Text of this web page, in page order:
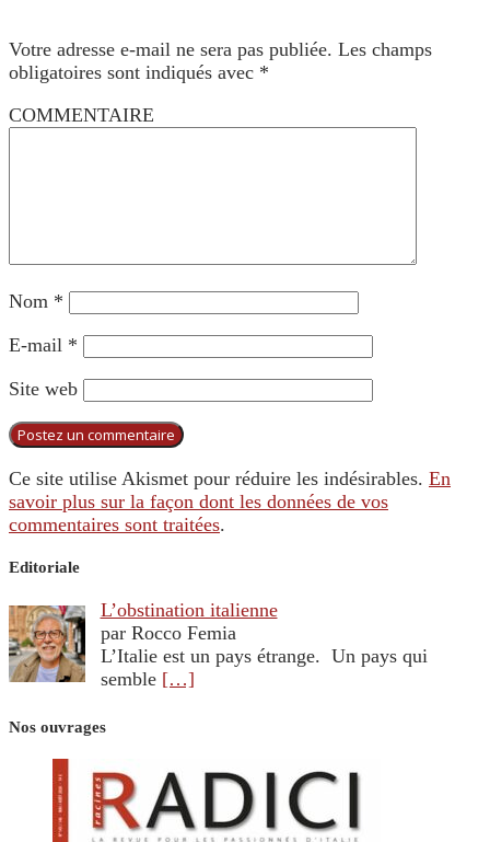
Votre adresse e-mail ne sera pas publiée. Les champs
obligatoires sont indiqués avec *
COMMENTAIRE
Nom *
E-mail *
Site web
Ce site utilise Akismet pour réduire les indésirables. En
savoir plus sur la façon dont les données de vos
commentaires sont traitées.
Editoriale
L’obstination italienne
par Rocco Femia
L’Italie est un pays étrange. Un pays qui
semble […]
Nos ouvrages